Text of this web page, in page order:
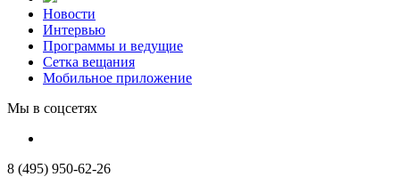
Новости
Интервью
Программы и ведущие
Сетка вещания
Мобильное приложение
Мы в соцсетях
8 (495) 950-62-26